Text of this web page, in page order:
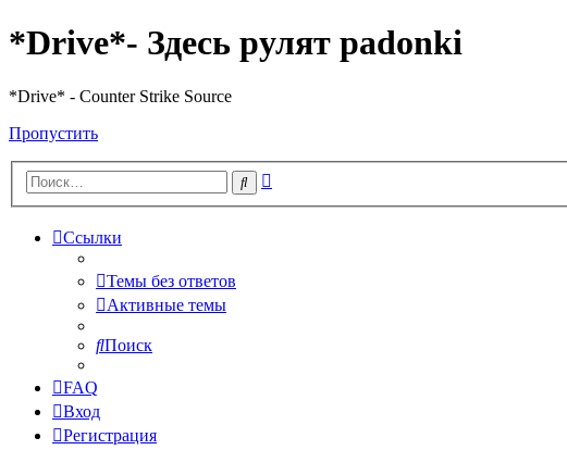
*Drive*- Здесь рулят padonki
*Drive* - Counter Strike Source
Пропустить
Поиск
Ссылки
Темы без ответов
Активные темы
Поиск
FAQ
Вход
Регистрация